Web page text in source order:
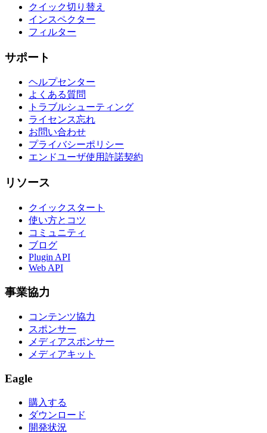
クイック切り替え
インスペクター
フィルター
サポート
ヘルプセンター
よくある質問
トラブルシューティング
ライセンス忘れ
お問い合わせ
プライバシーポリシー
エンドユーザ使用許諾契約
リソース
クイックスタート
使い方とコツ
コミュニティ
ブログ
Plugin API
Web API
事業協力
コンテンツ協力
スポンサー
メディアスポンサー
メディアキット
Eagle
購入する
ダウンロード
開発状況